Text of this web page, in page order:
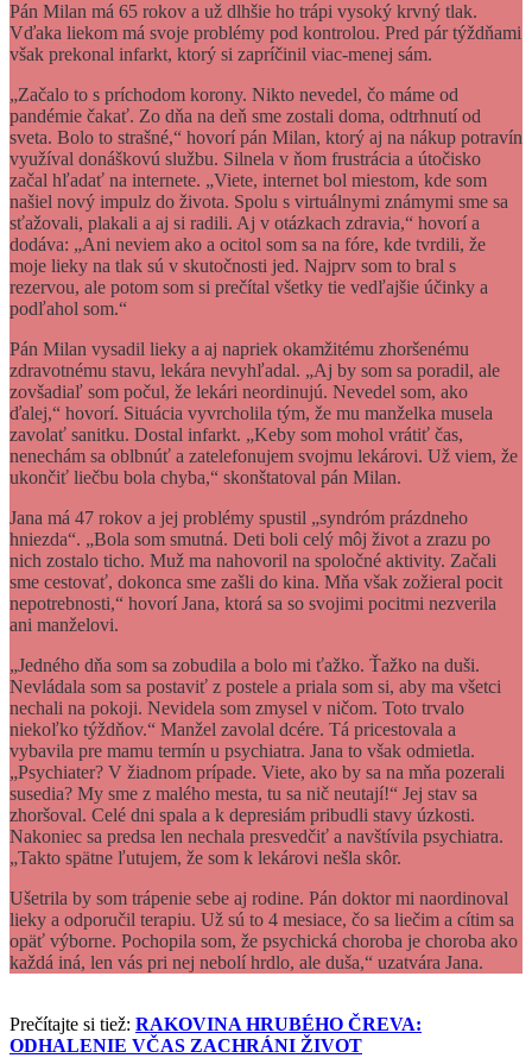
Pán Milan má 65 rokov a už dlhšie ho trápi vysoký krvný tlak.
Vďaka liekom má svoje problémy pod kontrolou. Pred pár týždňami
však prekonal infarkt, ktorý si zapríčinil viac-menej sám.
„Začalo to s príchodom korony. Nikto nevedel, čo máme od
pandémie čakať. Zo dňa na deň sme zostali doma, odtrhnutí od
sveta. Bolo to strašné,“ hovorí pán Milan, ktorý aj na nákup potravín
využíval donáškovú službu. Silnela v ňom frustrácia a útočisko
začal hľadať na internete. „Viete, internet bol miestom, kde som
našiel nový impulz do života. Spolu s virtuálnymi známymi sme sa
sťažovali, plakali a aj si radili. Aj v otázkach zdravia,“ hovorí a
dodáva: „Ani neviem ako a ocitol som sa na fóre, kde tvrdili, že
moje lieky na tlak sú v skutočnosti jed. Najprv som to bral s
rezervou, ale potom som si prečítal všetky tie vedľajšie účinky a
podľahol som.“
Pán Milan vysadil lieky a aj napriek okamžitému zhoršenému
zdravotnému stavu, lekára nevyhľadal. „Aj by som sa poradil, ale
zovšadiaľ som počul, že lekári neordinujú. Nevedel som, ako
ďalej,“ hovorí. Situácia vyvrcholila tým, že mu manželka musela
zavolať sanitku. Dostal infarkt. „Keby som mohol vrátiť čas,
nenechám sa oblbnúť a zatelefonujem svojmu lekárovi. Už viem, že
ukončiť liečbu bola chyba,“ skonštatoval pán Milan.
Jana má 47 rokov a jej problémy spustil „syndróm prázdneho
hniezda“. „Bola som smutná. Deti boli celý môj život a zrazu po
nich zostalo ticho. Muž ma nahovoril na spoločné aktivity. Začali
sme cestovať, dokonca sme zašli do kina. Mňa však zožieral pocit
nepotrebnosti,“ hovorí Jana, ktorá sa so svojimi pocitmi nezverila
ani manželovi.
„Jedného dňa som sa zobudila a bolo mi ťažko. Ťažko na duši.
Nevládala som sa postaviť z postele a priala som si, aby ma všetci
nechali na pokoji. Nevidela som zmysel v ničom. Toto trvalo
niekoľko týždňov.“ Manžel zavolal dcére. Tá pricestovala a
vybavila pre mamu termín u psychiatra. Jana to však odmietla.
„Psychiater? V žiadnom prípade. Viete, ako by sa na mňa pozerali
susedia? My sme z malého mesta, tu sa nič neutají!“ Jej stav sa
zhoršoval. Celé dni spala a k depresiám pribudli stavy úzkosti.
Nakoniec sa predsa len nechala presvedčiť a navštívila psychiatra.
„Takto spätne ľutujem, že som k lekárovi nešla skôr.
Ušetrila by som trápenie sebe aj rodine. Pán doktor mi naordinoval
lieky a odporučil terapiu. Už sú to 4 mesiace, čo sa liečim a cítim sa
opäť výborne. Pochopila som, že psychická choroba je choroba ako
každá iná, len vás pri nej nebolí hrdlo, ale duša,“ uzatvára Jana.
Prečítajte si tiež: RAKOVINA HRUBÉHO ČREVA:
ODHALENIE VČAS ZACHRÁNI ŽIVOT